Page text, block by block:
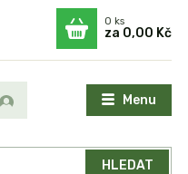
Menu
HLEDAT
0ks
za 0,00 Kč